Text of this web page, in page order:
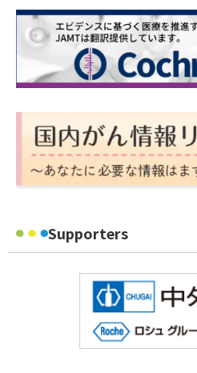
Supporters